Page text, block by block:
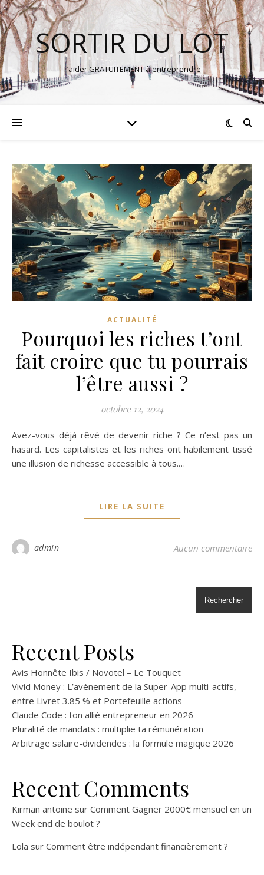
SORTIR DU LOT
T’aider GRATUITEMENT à entreprendre
ACTUALITÉ
Pourquoi les riches t’ont
fait croire que tu pourrais
l’être aussi ?
octobre 12, 2024
Avez-vous déjà rêvé de devenir riche ? Ce n’est pas un
hasard. Les capitalistes et les riches ont habilement tissé
une illusion de richesse accessible à tous.…
LIRE LA SUITE
admin Aucun commentaire
Rechercher
Recent Posts
Avis Honnête Ibis / Novotel – Le Touquet
Vivid Money : L’avènement de la Super-App multi-actifs,
entre Livret 3.85 % et Portefeuille actions
Claude Code : ton allié entrepreneur en 2026
Pluralité de mandats : multiplie ta rémunération
Arbitrage salaire-dividendes : la formule magique 2026
Recent Comments
Kirman antoine sur Comment Gagner 2000€ mensuel en un
Week end de boulot ?
Lola sur Comment être indépendant financièrement ?